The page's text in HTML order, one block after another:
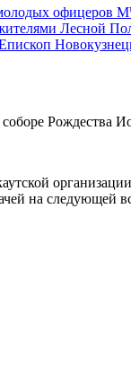
офицеров
Лесной
Рождества
на следующей